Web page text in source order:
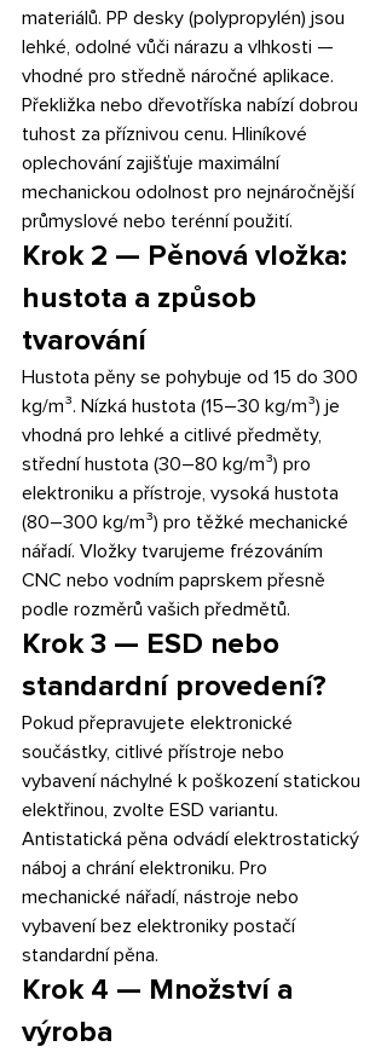
materiálů. PP desky (polypropylén) jsou
lehké, odolné vůči nárazu a vlhkosti —
vhodné pro středně náročné aplikace.
Překližka nebo dřevotříska nabízí dobrou
tuhost za příznivou cenu. Hliníkové
oplechování zajišťuje maximální
mechanickou odolnost pro nejnáročnější
průmyslové nebo terénní použití.
Krok 2 — Pěnová vložka:
hustota a způsob
tvarování
Hustota pěny se pohybuje od 15 do 300
kg/m³. Nízká hustota (15–30 kg/m³) je
vhodná pro lehké a citlivé předměty,
střední hustota (30–80 kg/m³) pro
elektroniku a přístroje, vysoká hustota
(80–300 kg/m³) pro těžké mechanické
nářadí. Vložky tvarujeme frézováním
CNC nebo vodním paprskem přesně
podle rozměrů vašich předmětů.
Krok 3 — ESD nebo
standardní provedení?
Pokud přepravujete elektronické
součástky, citlivé přístroje nebo
vybavení náchylné k poškození statickou
elektřinou, zvolte ESD variantu.
Antistatická pěna odvádí elektrostatický
náboj a chrání elektroniku. Pro
mechanické nářadí, nástroje nebo
vybavení bez elektroniky postačí
standardní pěna.
Krok 4 — Množství a
výroba